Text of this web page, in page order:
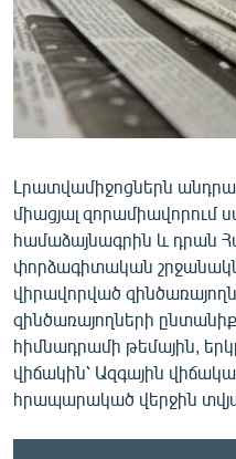
ՄԻՋԱԶԳԱՅԻՆ
ՄՇԱԿՈՒՅԹ
ՍՊՈՐՏ
ՄԵԿՆԱԲԱՆՈՒԹՅՈՒՆ
ՏՏ ԵՒ ԻՆՏԵՐՆԵՏ
ԿՈՐՈՆԱՎԻՐՈՒՍ
ԱՐԽԻՎ
ՏԵՍԱՆՅՈՒԹԵՐ
ԲԱՆԱՎԵՃ
ՁԳՏԵԼՈՎ ԼԱՎԱԳՈՒՅՆԻՆ
ՓՈԴՔԱՍԹ
Լրատվամիջոցներն
միացյալ զորամիավորում
համաձայնագրին և դրան
փորձագիտական
վիրավորված
զինծառայողների
հիմնադրամի թեմային,
վիճակին՝ Ազգային
հրապարակած վերջին